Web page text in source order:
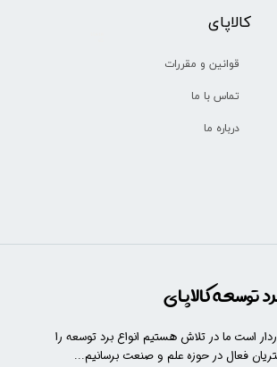
​​کالاپای
قوانین و مقررات
تماس با ما
درباره ما
کالاپای
است ما در تلاش هستیم انواع برد توسعه را
فعال در حوزه علم و صنعت برسانیم...